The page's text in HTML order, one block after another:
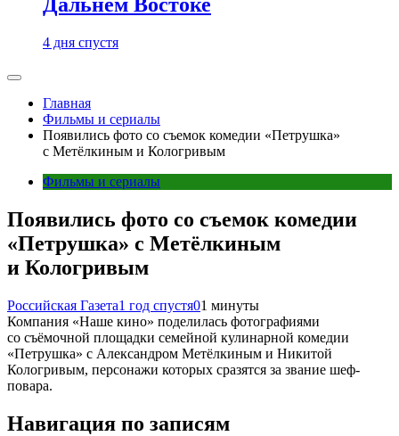
Дальнем Востоке
4 дня спустя
Главная
Фильмы и сериалы
Появились фото со съемок комедии «Петрушка»
с Метёлкиным и Кологривым
Фильмы и сериалы
Появились фото со съемок комедии
«Петрушка» с Метёлкиным
и Кологривым
Российская Газета1 год спустя01 минуты
Компания «Наше кино» поделилась фотографиями
со съёмочной площадки семейной кулинарной комедии
«Петрушка» с Александром Метёлкиным и Никитой
Кологривым, персонажи которых сразятся за звание шеф-
повара.
Навигация по записям